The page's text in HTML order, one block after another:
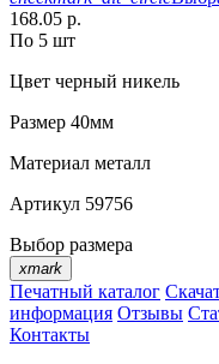
168.05 р.
По 5 шт
Цвет черный никель
Размер 40мм
Материал металл
Артикул 59756
Выбор размера
xmark
Печатный каталог
информация Отзывы
Контакты